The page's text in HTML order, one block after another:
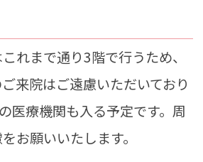
れまで通り3階で行うため、
来院はご遠慮いただいており
医療機関も入る予定です。周
お願いいたします。